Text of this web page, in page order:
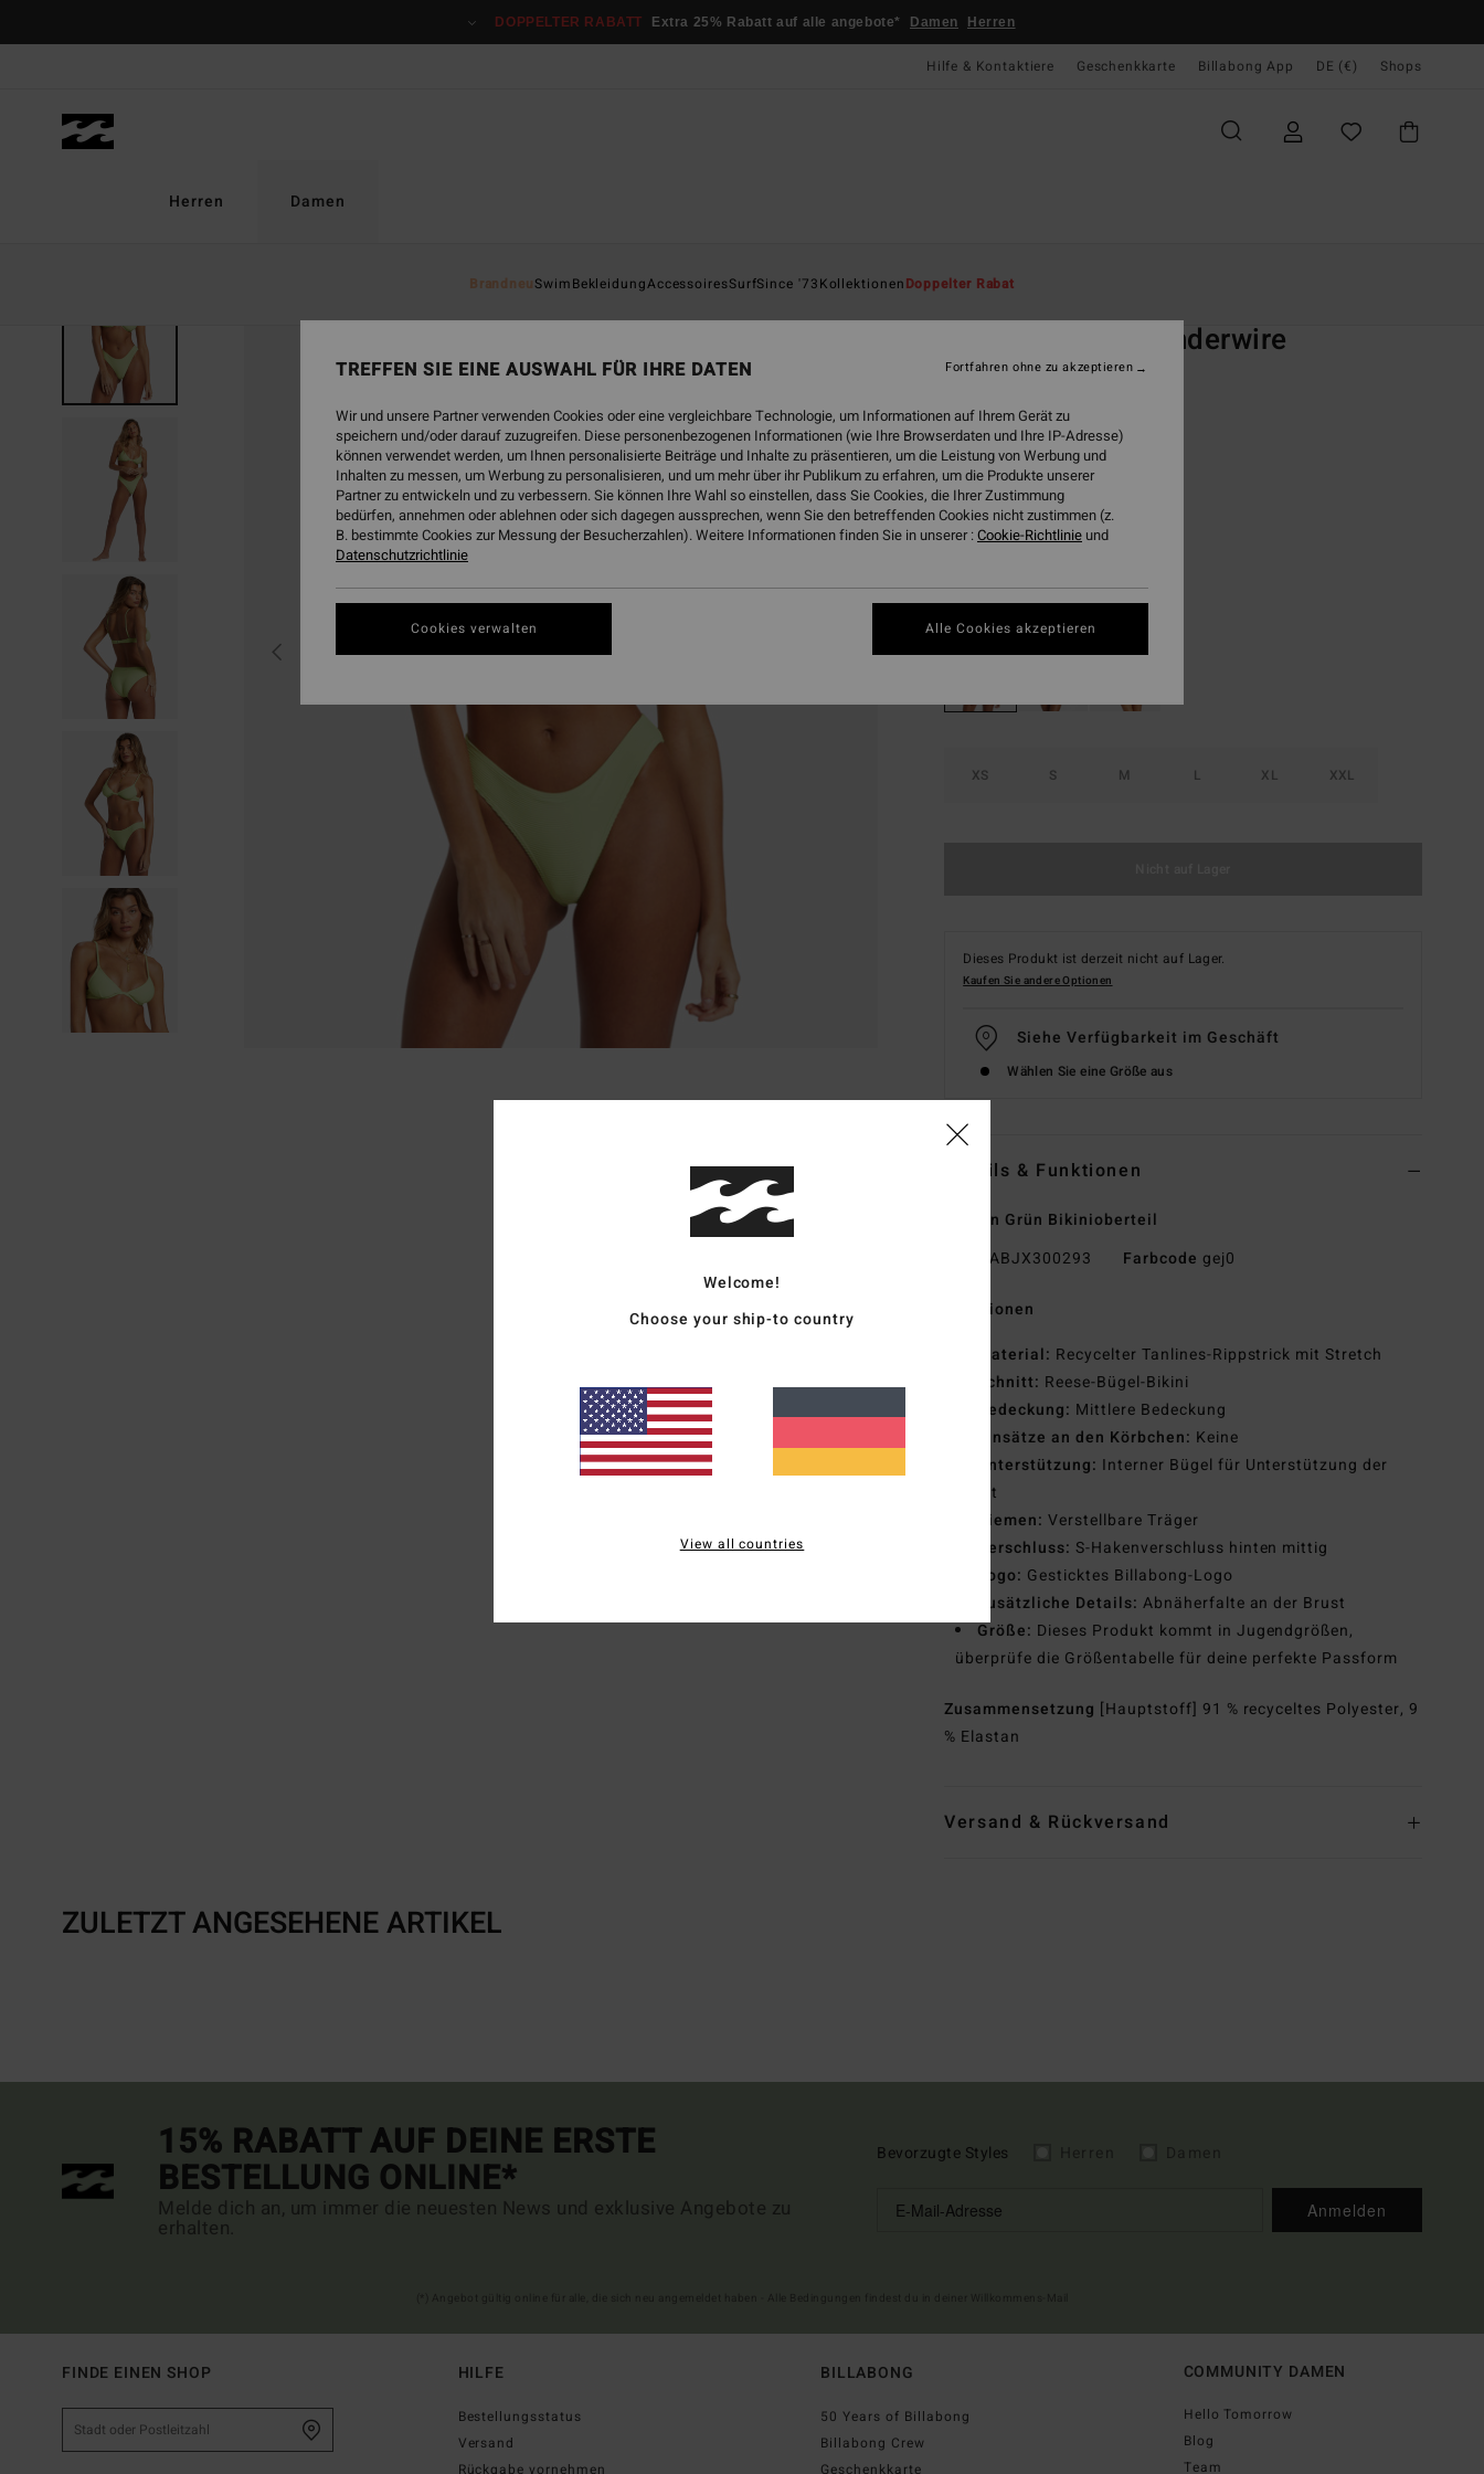
DOPPELTER RABATT Extra 25% Rabatt auf alle angebote* Damen Herren
Hilfe & Kontaktiere Geschenkkarte Billabong App DE (€) Shops
Herren Damen
BrandneuSwimBekleidungAccessoiresSurfSince '73KollektionenDoppelter Rabat
Tanlines Reese Underwire
Frauen Grün Bikinioberteil
ECO-BONUS
45,95 €
63%
17,23 €
SALE
DOPPELTER RABATT EXTRA 25%
FarbeLime Zest
XS S M L XL XXL
Dieses Produkt ist derzeit nicht auf Lager.
Kaufen Sie andere Optionen
Siehe Verfügbarkeit im Geschäft
Wählen Sie eine Größe aus
Details & Funktionen
Frauen Grün Bikinioberteil
ABJX300293 Farbcode gej0
Funktionen
Material: Recycelter Tanlines-Rippstrick mit Stretch
Schnitt: Reese-Bügel-Bikini
Bedeckung: Mittlere Bedeckung
Einsätze an den Körbchen: Keine
Unterstützung: Interner Bügel für Unterstützung der
Brust
Riemen: Verstellbare Träger
Verschluss: S-Hakenverschluss hinten mittig
Logo: Gesticktes Billabong-Logo
Zusätzliche Details: Abnäherfalte an der Brust
Größe: Dieses Produkt kommt in Jugendgrößen,
überprüfe die Größentabelle für deine perfekte Passform
Zusammensetzung [Hauptstoff] 91 % recyceltes Polyester, 9
% Elastan
Versand & Rückversand
ZULETZT ANGESEHENE ARTIKEL
15% RABATT AUF DEINE ERSTE
BESTELLUNG ONLINE*
Melde dich an, um immer die neuesten News und exklusive Angebote zu
erhalten.
Bevorzugte Styles
Anmelden
FINDE EINEN SHOP HILFE
Bestellungsstatus
Versand
Rückgabe vornehmen
BILLABONG
50 Years of Billabong
Billabong Crew
Geschenkkarte
COMMUNITY DAMEN
Hello Tomorrow
Blog
Team
Welcome!
Choose your ship-to country
View all countries
TREFFEN SIE EINE AUSWAHL FÜR IHRE DATEN
Wir und unsere Partner verwenden Cookies oder eine vergleichbare Technologie, um Informationen auf Ihrem Gerät zu
speichern und/oder darauf zuzugreifen. Diese personenbezogenen Informationen (wie Ihre Browserdaten und Ihre IP-Adresse)
können verwendet werden, um Ihnen personalisierte Beiträge und Inhalte zu präsentieren, um die Leistung von Werbung und
Inhalten zu messen, um Werbung zu personalisieren, und um mehr über ihr Publikum zu erfahren, um die Produkte unserer
Partner zu entwickeln und zu verbessern. Sie können Ihre Wahl so einstellen, dass Sie Cookies, die Ihrer Zustimmung
bedürfen, annehmen oder ablehnen oder sich dagegen aussprechen, wenn Sie den betreffenden Cookies nicht zustimmen (z.
B. bestimmte Cookies zur Messung der Besucherzahlen). Weitere Informationen finden Sie in unserer :Cookie-Richtlinie und
Datenschutzrichtlinie
Cookies verwalten
Fortfahren ohne zu akzeptieren
Alle Cookies akzeptieren